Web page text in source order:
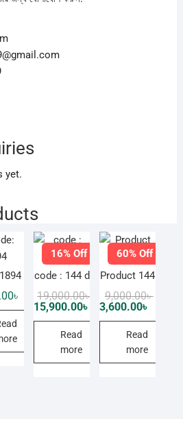
yet.
৳
16% Off
code : 144 d
19,000.00৳
Original
price
was:
19,000.00৳ .
15,900.00৳
Current
price
15,900.00৳ .
Read
more
60% Off
Product 144
9,000.00৳
3,600.00৳
Read
more